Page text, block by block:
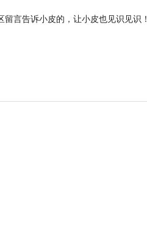
言告诉小皮的，让小皮也见识见识！